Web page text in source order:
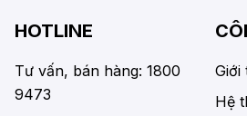
HOTLINE
Tư vấn, bán hàng: 1800
9473
Giới
Hệ